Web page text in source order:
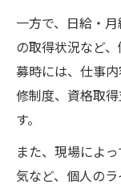
一方で、日給・
の取得状況など
募時には、仕事
修制度、資格取
す。
また、現場によ
気など、個人の